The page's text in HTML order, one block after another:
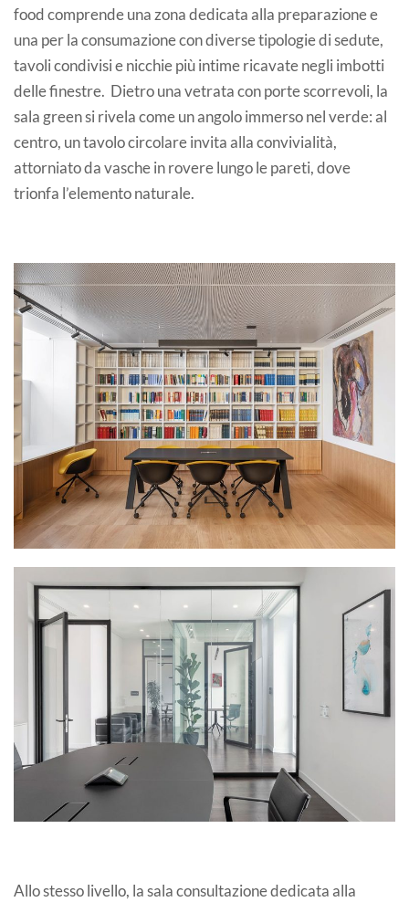
food comprende una zona dedicata alla preparazione e
una per la consumazione con diverse tipologie di sedute,
tavoli condivisi e nicchie più intime ricavate negli imbotti
delle finestre. Dietro una vetrata con porte scorrevoli, la
sala green si rivela come un angolo immerso nel verde: al
centro, un tavolo circolare invita alla convivialità,
attorniato da vasche in rovere lungo le pareti, dove
trionfa l’elemento naturale.
Allo stesso livello, la sala consultazione dedicata alla